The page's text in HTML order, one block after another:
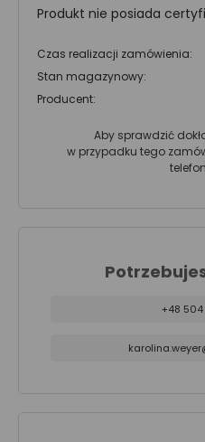
Produkt nie posiada
Czas realizacji zamówienia:
Stan magazynowy:
Producent:
Aby sprawdzić
w przypadku tego
+48 504